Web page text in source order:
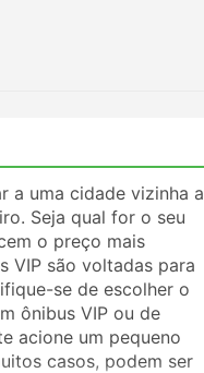
a uma cidade vizinha a
Seja qual for o seu
o preço mais
VIP são voltadas para
se de escolher o
ônibus VIP ou de
acione um pequeno
casos, podem ser